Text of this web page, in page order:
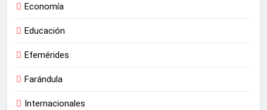
Economía
Educación
Efemérides
Farándula
Internacionales